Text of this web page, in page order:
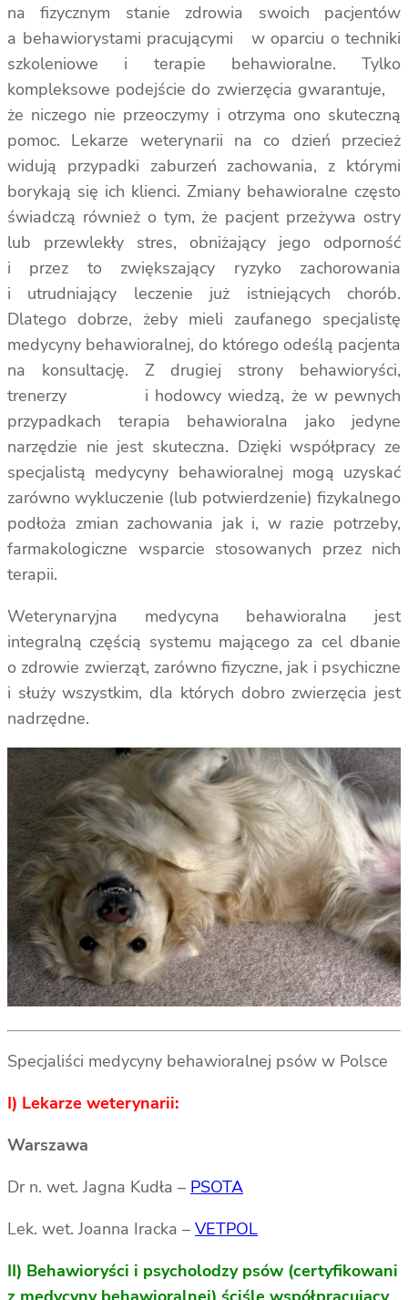
na fizycznym stanie zdrowia swoich pacjentów
a behawiorystami pracującymi w oparciu o techniki
szkoleniowe i terapie behawioralne. Tylko
kompleksowe podejście do zwierzęcia gwarantuje,
że niczego nie przeoczymy i otrzyma ono skuteczną
pomoc. Lekarze weterynarii na co dzień przecież
widują przypadki zaburzeń zachowania, z którymi
borykają się ich klienci. Zmiany behawioralne często
świadczą również o tym, że pacjent przeżywa ostry
lub przewlekły stres, obniżający jego odporność
i przez to zwiększający ryzyko zachorowania
i utrudniający leczenie już istniejących chorób.
Dlatego dobrze, żeby mieli zaufanego specjalistę
medycyny behawioralnej, do którego odeślą pacjenta
na konsultację. Z drugiej strony behawioryści,
trenerzy i hodowcy wiedzą, że w pewnych
przypadkach terapia behawioralna jako jedyne
narzędzie nie jest skuteczna. Dzięki współpracy ze
specjalistą medycyny behawioralnej mogą uzyskać
zarówno wykluczenie (lub potwierdzenie) fizykalnego
podłoża zmian zachowania jak i, w razie potrzeby,
farmakologiczne wsparcie stosowanych przez nich
terapii.
Weterynaryjna medycyna behawioralna jest
integralną częścią systemu mającego za cel dbanie
o zdrowie zwierząt, zarówno fizyczne, jak i psychiczne
i służy wszystkim, dla których dobro zwierzęcia jest
nadrzędne.
Specjaliści medycyny behawioralnej psów w Polsce
I) Lekarze weterynarii:
Warszawa
Dr n. wet. Jagna Kudła – PSOTA
Lek. wet. Joanna Iracka – VETPOL
II) Behawioryści i psycholodzy psów (certyfikowani